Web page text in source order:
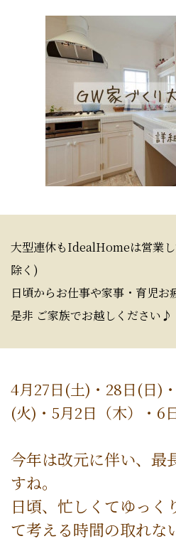
大型連休もIdealHomeは営業
除く)
日頃からお仕事や家事・育児
是非 ご家族でお越しください♪
4月27日(土)・28日(日)
(火)・5月2日（木）・6
今年は改元に伴い、最
すね。
日頃、忙しくてゆっく
て考える時間の取れな